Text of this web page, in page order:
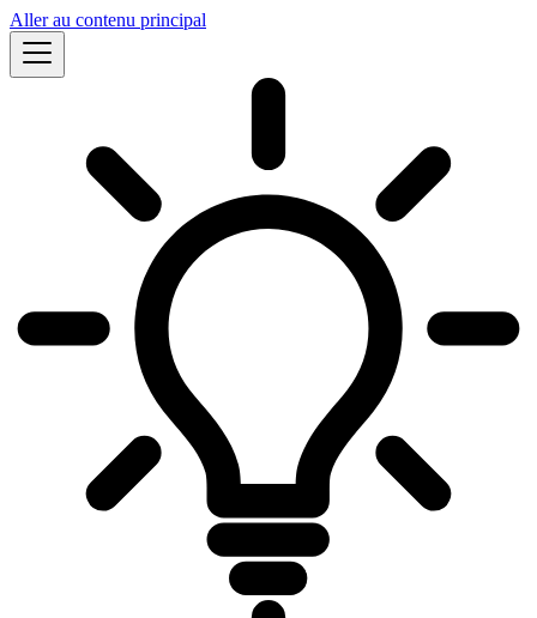
Aller au contenu principal